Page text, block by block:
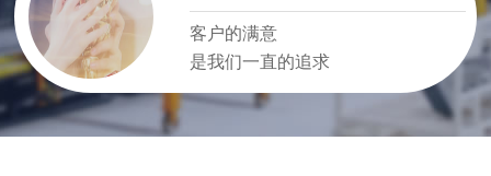
客户的满意
是我们一直的追求